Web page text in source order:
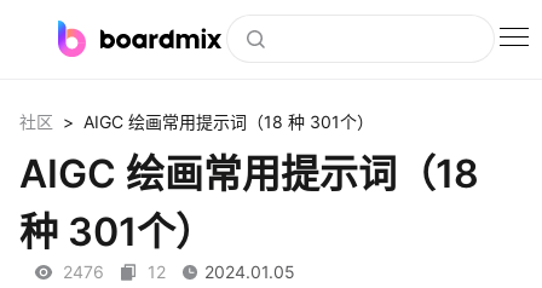
社区资源
会员
社区 > AIGC 绘画常用提示词（18 种 301个）
AIGC 绘画常用提示词（18
种 301个）
2476 12 2024.01.05